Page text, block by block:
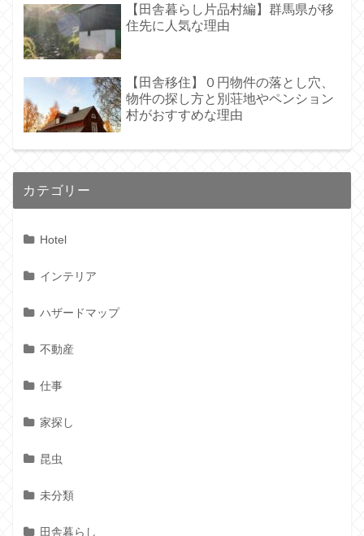
【田舎暮らし片品村編】群馬県が移
住先に人気な理由
【田舎移住】０円物件の落とし穴、
物件の探し方と別荘地やペンション
村がおすすめな理由
カテゴリー
Hotel
インテリア
ハザードマップ
不動産
仕事
家探し
昆虫
未分類
田舎暮らし